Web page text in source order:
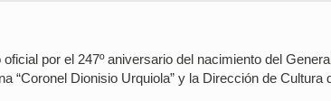
por el 247º aniversario del nacimiento del
“Coronel Dionisio Urquiola” y la Dirección de Cultura